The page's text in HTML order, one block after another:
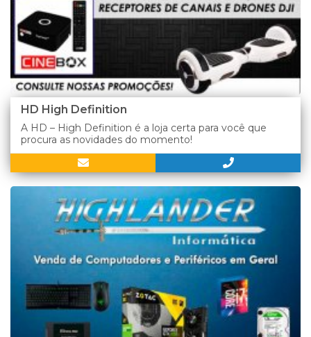
HD High Definition
A HD – High Definition é a loja certa para você que
procura as novidades do momento!